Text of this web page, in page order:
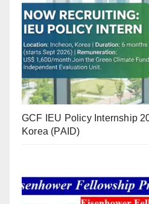
GCF IEU Policy Internship
Korea (PAID)